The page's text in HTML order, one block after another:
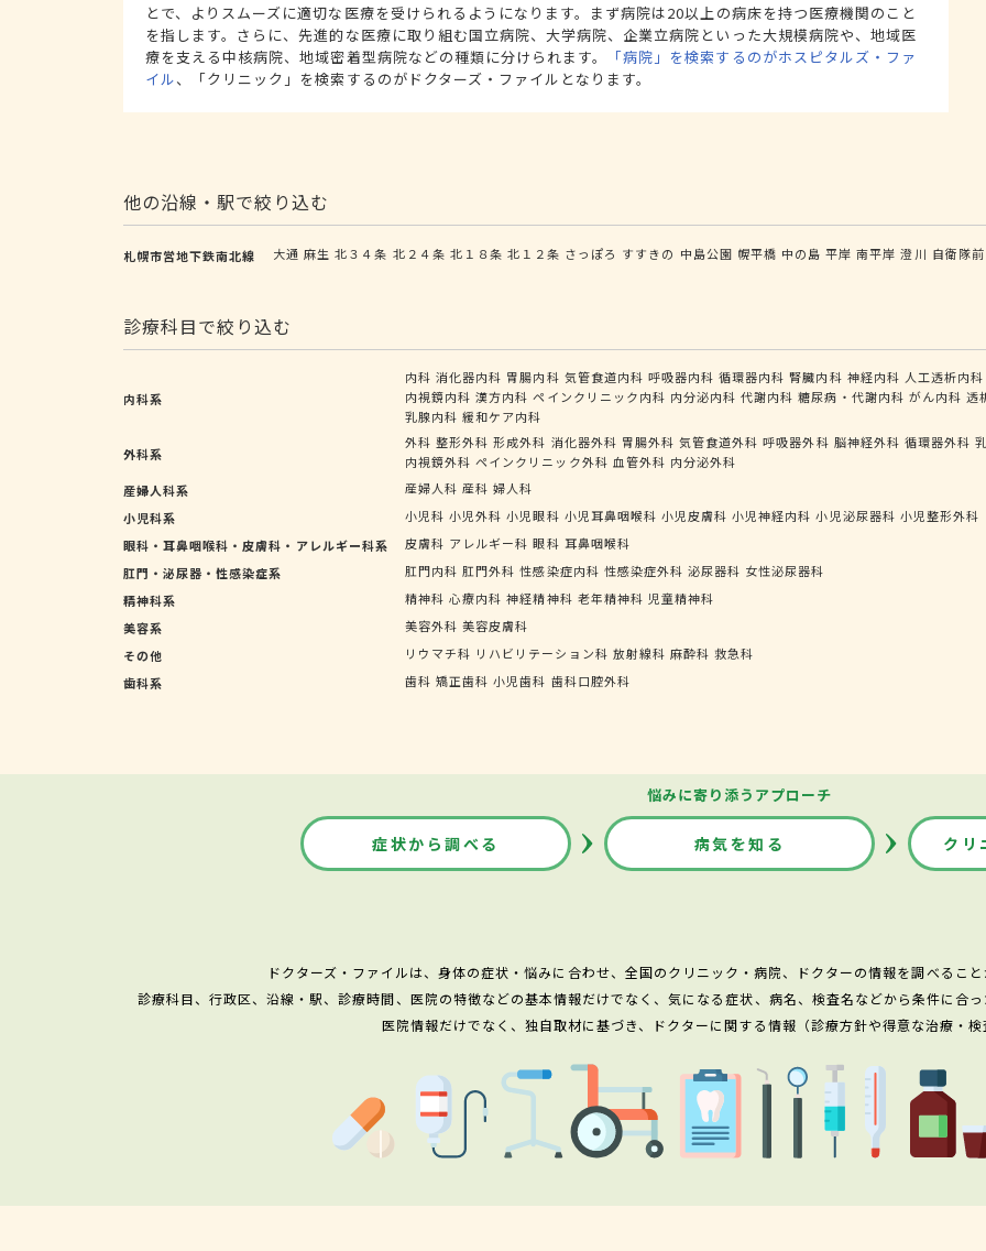
とで、よりスムーズに適切な医療を受けられるようになります。まず病院は20以上の病床を持つ医療機関のこと
を指します。さらに、先進的な医療に取り組む国立病院、大学病院、企業立病院といった大規模病院や、地域医
療を支える中核病院、地域密着型病院などの種類に分けられます。
「病院」を検索するのがホスピタルズ・ファ
イル、「クリニック」を検索するのがドクターズ・ファイルとなります。
他の沿線・駅で絞り込む
札幌市営地下鉄南北線 大通 麻生 北３４条 北２４条 北１８条 北１２条 さっぽろ すすきの 中島公園 幌平橋 中の島 平岸 南平岸 澄川 自衛隊前
診療科目で絞り込む
内科系
内科 消化器内科 胃腸内科 気管食道内科 呼吸器内科 循環器内科 腎臓内科 神経内科 人工透析内科
内視鏡内科 漢方内科 ペインクリニック内科 内分泌内科 代謝内科 糖尿病・代謝内科 がん内科 透
乳腺内科 緩和ケア内科
外科系
外科 整形外科 形成外科 消化器外科 胃腸外科 気管食道外科 呼吸器外科 脳神経外科 循環器外科
内視鏡外科 ペインクリニック外科 血管外科 内分泌外科
産婦人科系
産婦人科 産科 婦人科
小児科系
小児科 小児外科 小児眼科 小児耳鼻咽喉科 小児皮膚科 小児神経内科 小児泌尿器科 小児整形外科
眼科・耳鼻咽喉科・皮膚科・アレルギー科系
皮膚科 アレルギー科 眼科 耳鼻咽喉科
肛門・泌尿器・性感染症系
肛門内科 肛門外科 性感染症内科 性感染症外科 泌尿器科 女性泌尿器科
精神科系
精神科 心療内科 神経精神科 老年精神科 児童精神科
美容系
美容外科 美容皮膚科
その他
リウマチ科 リハビリテーション科 放射線科 麻酔科 救急科
歯科系
歯科 矯正歯科 小児歯科 歯科口腔外科
悩みに寄り添うアプローチ
症状から調べる 病気を知る クリ
ドクターズ・ファイルは、身体の症状・悩みに合わせ、全国のクリニック・病院、ドクターの情報を調べるこ
診療科目、行政区、沿線・駅、診療時間、医院の特徴などの基本情報だけでなく、気になる症状、病名、検査名などから条件に合
医院情報だけでなく、独自取材に基づき、ドクターに関する情報（診療方針や得意な治療・